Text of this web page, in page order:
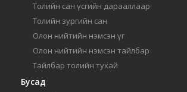
Толийн сан үсгийн дарааллаар
Толийн зургийн сан
Олон нийтийн нэмсэн үг
Олон нийтийн нэмсэн тайлбар
Тайлбар толийн тухай
Бусад